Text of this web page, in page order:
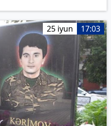
25 iyun 17:03